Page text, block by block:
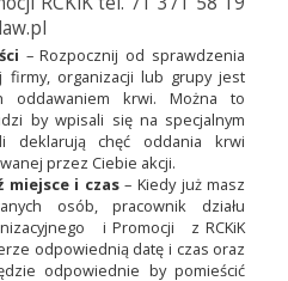
– Rozpocznij od sprawdzenia
organizacji lub grupy jest
oddawaniem krwi. Można to
by wpisali się na specjalnym
deklarują chęć oddania krwi
przez Ciebie akcji.
miejsce i czas– Kiedy już masz
osób, pracownik działu
i Promocji z RCKiK
odpowiednią datę i czas oraz
odpowiednie by pomieścić